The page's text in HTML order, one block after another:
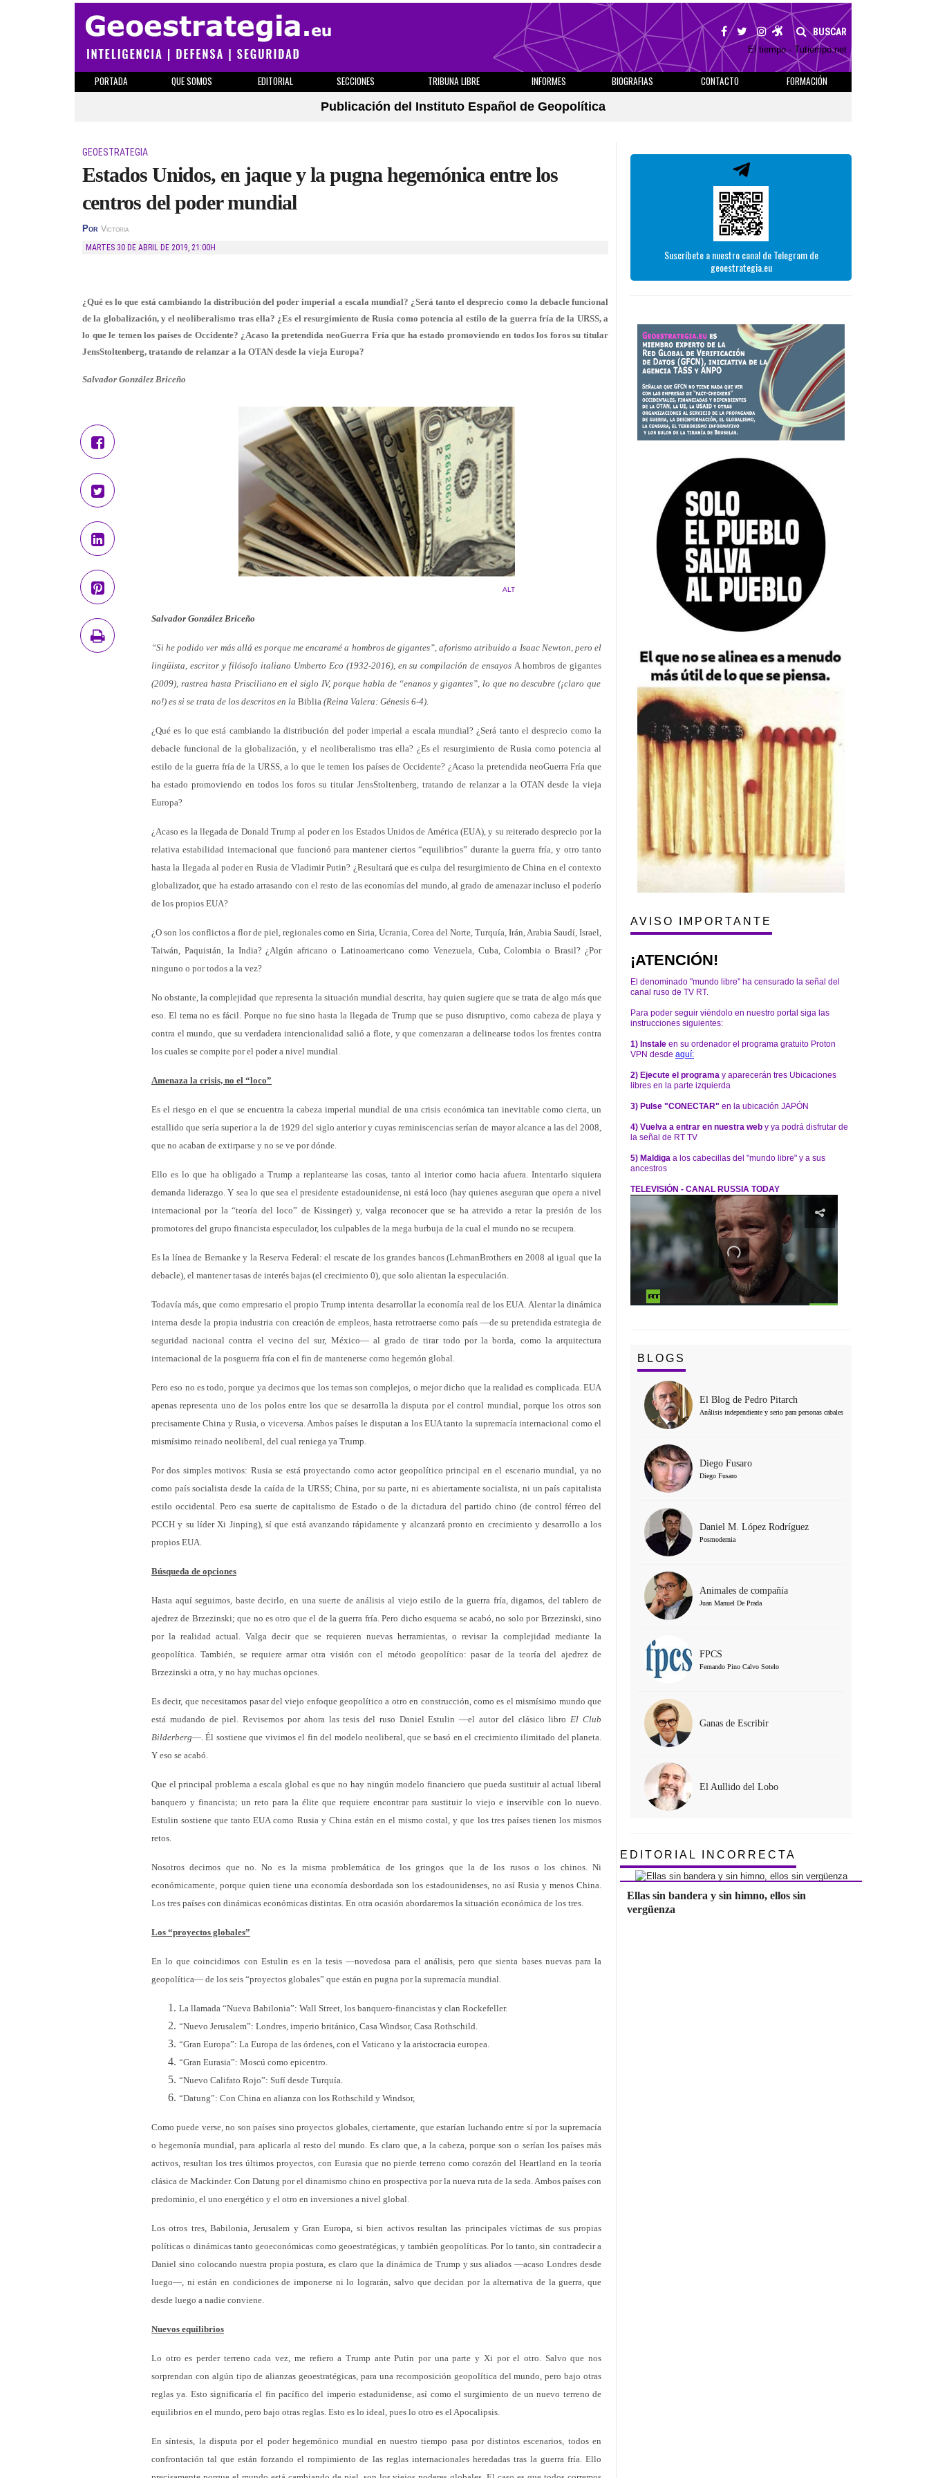
BUSCAR
El tiempo - Tutiempo.net
PORTADA QUE SOMOS EDITORIAL SECCIONES TRIBUNA LIBRE INFORMES BIOGRAFIAS CONTACTO
FORMACIÓN
Publicación del Instituto Español de Geopolítica
GEOESTRATEGIA
Estados Unidos, en jaque y la pugna hegemónica entre los
centros del poder mundial
Por Victoria
MARTES 30 DE ABRIL DE 2019, 21:00H
¿Qué es lo que está cambiando la distribución del poder imperial a escala mundial? ¿Será tanto el desprecio como la debacle funcional
de la globalización, y el neoliberalismo tras ella? ¿Es el resurgimiento de Rusia como potencia al estilo de la guerra fría de la URSS, a
lo que le temen los países de Occidente? ¿Acaso la pretendida neoGuerra Fría que ha estado promoviendo en todos los foros su titular
JensStoltenberg, tratando de relanzar a la OTAN desde la vieja Europa?
Salvador González Briceño
ALT
Salvador González Briceño
“Si he podido ver más allá es porque me encaramé a hombros de gigantes”, aforismo atribuido a Isaac Newton, pero el
lingüista, escritor y filósofo italiano Umberto Eco (1932-2016), en su compilación de ensayosA hombros de gigantes
(2009), rastrea hasta Prisciliano en el siglo IV, porque habla de “enanos y gigantes”, lo que no descubre (¡claro que
no!) es si se trata de los descritos en la Biblia (Reina Valera: Génesis 6-4).
¿Qué es lo que está cambiando la distribución del poder imperial a escala mundial? ¿Será tanto el desprecio como la
debacle funcional de la globalización, y el neoliberalismo tras ella? ¿Es el resurgimiento de Rusia como potencia al
estilo de la guerra fría de la URSS, a lo que le temen los países de Occidente? ¿Acaso la pretendida neoGuerra Fría que
ha estado promoviendo en todos los foros su titular JensStoltenberg, tratando de relanzar a la OTAN desde la vieja
Europa?
¿Acaso es la llegada de Donald Trump al poder en los Estados Unidos de América (EUA), y su reiterado desprecio por la
relativa estabilidad internacional que funcionó para mantener ciertos “equilibrios” durante la guerra fría, y otro tanto
hasta la llegada al poder en Rusia de Vladimir Putin? ¿Resultará que es culpa del resurgimiento de China en el contexto
globalizador, que ha estado arrasando con el resto de las economías del mundo, al grado de amenazar incluso el poderío
de los propios EUA?
¿O son los conflictos a flor de piel, regionales como en Siria, Ucrania, Corea del Norte, Turquía, Irán, Arabia Saudí, Israel,
Taiwán, Paquistán, la India? ¿Algún africano o Latinoamericano como Venezuela, Cuba, Colombia o Brasil? ¿Por
ninguno o por todos a la vez?
No obstante, la complejidad que representa la situación mundial descrita, hay quien sugiere que se trata de algo más que
eso. El tema no es fácil. Porque no fue sino hasta la llegada de Trump que se puso disruptivo, como cabeza de playa y
contra el mundo, que su verdadera intencionalidad salió a flote, y que comenzaran a delinearse todos los frentes contra
los cuales se compite por el poder a nivel mundial.
Amenaza la crisis, no el “loco”
Es el riesgo en el que se encuentra la cabeza imperial mundial de una crisis económica tan inevitable como cierta, un
estallido que sería superior a la de 1929 del siglo anterior y cuyas reminiscencias serían de mayor alcance a las del 2008,
que no acaban de extirparse y no se ve por dónde.
Ello es lo que ha obligado a Trump a replantearse las cosas, tanto al interior como hacia afuera. Intentarlo siquiera
demanda liderazgo. Y sea lo que sea el presidente estadounidense, ni está loco (hay quienes aseguran que opera a nivel
internacional por la “teoría del loco” de Kissinger) y, valga reconocer que se ha atrevido a retar la presión de los
promotores del grupo financista especulador, los culpables de la mega burbuja de la cual el mundo no se recupera.
Es la línea de Bernanke y la Reserva Federal: el rescate de los grandes bancos (LehmanBrothers en 2008 al igual que la
debacle), el mantener tasas de interés bajas (el crecimiento 0), que solo alientan la especulación.
Todavía más, que como empresario el propio Trump intenta desarrollar la economía real de los EUA. Alentar la dinámica
interna desde la propia industria con creación de empleos, hasta retrotraerse como país —de su pretendida estrategia de
seguridad nacional contra el vecino del sur, México— al grado de tirar todo por la borda, como la arquitectura
internacional de la posguerra fría con el fin de mantenerse como hegemón global.
Pero eso no es todo, porque ya decimos que los temas son complejos, o mejor dicho que la realidad es complicada. EUA
apenas representa uno de los polos entre los que se desarrolla la disputa por el control mundial, porque los otros son
precisamente China y Rusia, o viceversa. Ambos países le disputan a los EUA tanto la supremacía internacional como el
mismísimo reinado neoliberal, del cual reniega ya Trump.
Por dos simples motivos: Rusia se está proyectando como actor geopolítico principal en el escenario mundial, ya no
como país socialista desde la caída de la URSS; China, por su parte, ni es abiertamente socialista, ni un país capitalista
estilo occidental. Pero esa suerte de capitalismo de Estado o de la dictadura del partido chino (de control férreo del
PCCH y su líder Xi Jinping), sí que está avanzando rápidamente y alcanzará pronto en crecimiento y desarrollo a los
propios EUA.
Búsqueda de opciones
Hasta aquí seguimos, baste decirlo, en una suerte de análisis al viejo estilo de la guerra fría, digamos, del tablero de
ajedrez de Brzezinski; que no es otro que el de la guerra fría. Pero dicho esquema se acabó, no solo por Brzezinski, sino
por la realidad actual. Valga decir que se requieren nuevas herramientas, o revisar la complejidad mediante la
geopolítica. También, se requiere armar otra visión con el método geopolítico: pasar de la teoría del ajedrez de
Brzezinski a otra, y no hay muchas opciones.
Es decir, que necesitamos pasar del viejo enfoque geopolítico a otro en construcción, como es el mismísimo mundo que
está mudando de piel. Revisemos por ahora las tesis del ruso Daniel Estulin —el autor del clásico libroEl Club
Bilderberg—. Él sostiene que vivimos el fin del modelo neoliberal, que se basó en el crecimiento ilimitado del planeta.
Y eso se acabó.
Que el principal problema a escala global es que no hay ningún modelo financiero que pueda sustituir al actual liberal
banquero y financista; un reto para la élite que requiere encontrar para sustituir lo viejo e inservible con lo nuevo.
Estulin sostiene que tanto EUA como Rusia y China están en el mismo costal, y que los tres países tienen los mismos
retos.
Nosotros decimos que no. No es la misma problemática de los gringos que la de los rusos o los chinos. Ni
económicamente, porque quien tiene una economía desbordada son los estadounidenses, no así Rusia y menos China.
Los tres países con dinámicas económicas distintas. En otra ocasión abordaremos la situación económica de los tres.
Los “proyectos globales”
En lo que coincidimos con Estulin es en la tesis —novedosa para el análisis, pero que sienta bases nuevas para la
geopolítica— de los seis “proyectos globales” que están en pugna por la supremacía mundial.
La llamada “Nueva Babilonia”: Wall Street, los banquero-financistas y clan Rockefeller.
“Nuevo Jerusalem”: Londres, imperio británico, Casa Windsor, Casa Rothschild.
“Gran Europa”: La Europa de las órdenes, con el Vaticano y la aristocracia europea.
“Gran Eurasia”: Moscú como epicentro.
“Nuevo Califato Rojo”: Sufí desde Turquía.
“Datung”: Con China en alianza con los Rothschild y Windsor,
Como puede verse, no son países sino proyectos globales, ciertamente, que estarían luchando entre sí por la supremacía
o hegemonía mundial, para aplicarla al resto del mundo. Es claro que, a la cabeza, porque son o serían los países más
activos, resultan los tres últimos proyectos, con Eurasia que no pierde terreno como corazón del Heartland en la teoría
clásica de Mackinder. Con Datung por el dinamismo chino en prospectiva por la nueva ruta de la seda. Ambos países con
predominio, el uno energético y el otro en inversiones a nivel global.
Los otros tres, Babilonia, Jerusalem y Gran Europa, si bien activos resultan las principales víctimas de sus propias
políticas o dinámicas tanto geoeconómicas como geoestratégicas, y también geopolíticas. Por lo tanto, sin contradecir a
Daniel sino colocando nuestra propia postura, es claro que la dinámica de Trump y sus aliados —acaso Londres desde
luego—, ni están en condiciones de imponerse ni lo lograrán, salvo que decidan por la alternativa de la guerra, que
desde luego a nadie conviene.
Nuevos equilibrios
Lo otro es perder terreno cada vez, me refiero a Trump ante Putin por una parte y Xi por el otro. Salvo que nos
sorprendan con algún tipo de alianzas geoestratégicas, para una recomposición geopolítica del mundo, pero bajo otras
reglas ya. Esto significaría el fin pacífico del imperio estadunidense, así como el surgimiento de un nuevo terreno de
equilibrios en el mundo, pero bajo otras reglas. Esto es lo ideal, pues lo otro es el Apocalipsis.
En síntesis, la disputa por el poder hegemónico mundial en nuestro tiempo pasa por distintos escenarios, todos en
confrontación tal que están forzando el rompimiento de las reglas internacionales heredadas tras la guerra fría. Ello
Suscríbete a nuestro canal de Telegram de
geoestrategia.eu
AVISO IMPORTANTE
¡ATENCIÓN!
El denominado "mundo libre" ha censurado la señal del
canal ruso de TV RT.
Para poder seguir viéndolo en nuestro portal siga las
instrucciones siguientes:
1) Instale en su ordenador el programa gratuito Proton
VPN desde aquí:
2) Ejecute el programa y aparecerán tres Ubicaciones
libres en la parte izquierda
3) Pulse "CONECTAR" en la ubicación JAPÓN
4) Vuelva a entrar en nuestra web y ya podrá disfrutar de
la señal de RT TV
5) Maldiga a los cabecillas del "mundo libre" y a sus
ancestros
TELEVISIÓN - CANAL RUSSIA TODAY
BLOGS
El Blog de Pedro Pitarch
Análisis independiente y serio para personas cabales
Diego Fusaro
Diego Fusaro
Daniel M. López Rodríguez
Posmodernia
Animales de compañía
Juan Manuel De Prada
FPCS
Fernando Pino Calvo Sotelo
Ganas de Escribir
El Aullido del Lobo
EDITORIAL INCORRECTA
Ellas sin bandera y sin himno, ellos sin
vergüenza